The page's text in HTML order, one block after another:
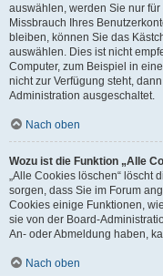
auswählen, werden Sie nur
Missbrauch Ihres
bleiben, können Sie das
auswählen. Dies ist nicht
Computer, zum Beispiel in
nicht zur Verfügung steht,
Administration ausgeschaltet.
Nach oben
Wozu ist die Funktion „Alle
„Alle Cookies löschen“ löscht
sorgen, dass Sie im Forum
Cookies einige Funktionen,
sie von der Board-
An- oder Abmeldung haben,
Nach oben